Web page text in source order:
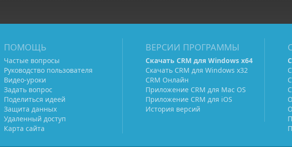
ПОМОЩЬ
Частые вопросы
Руководство пользователя
Видео-уроки
Задать вопрос
Поделиться идеей
Защита данных
Удаленный доступ
Карта сайта
ВЕРСИИ ПРОГРАММЫ
Скачать CRM для Windows х64
Скачать CRM для Windows х32
CRM Онлайн
Приложение CRM для Mac OS
Приложение CRM для iOS
История версий